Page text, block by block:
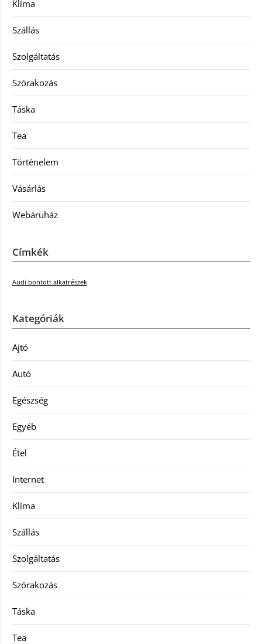
Klíma
Szállás
Szolgáltatás
Szórakozás
Táska
Tea
Történelem
Vásárlás
Webáruház
Címkék
Audi bontott alkatrészek
Kategóriák
Ajtó
Autó
Egészség
Egyéb
Étel
Internet
Klíma
Szállás
Szolgáltatás
Szórakozás
Táska
Tea